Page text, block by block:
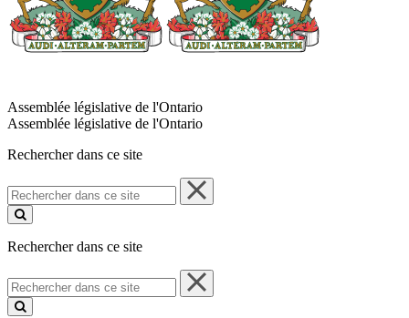
Assemblée législative de l'Ontario
Assemblée législative de l'Ontario
Rechercher dans ce site
Rechercher
dans
ce
Rechercher dans ce site
Rechercher
dans
ce